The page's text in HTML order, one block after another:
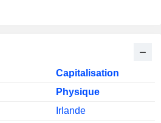
Capitalisation
Physique
Irlande